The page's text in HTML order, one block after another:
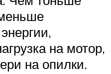
на мотор,
на опилки.